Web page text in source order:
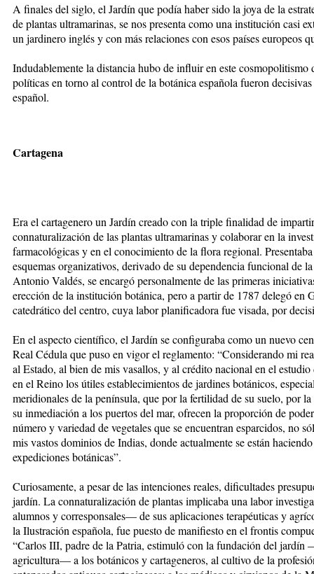
A finales del siglo, el Jardín que podía haber sido la joya de la
de plantas ultramarinas, se nos presenta como una institución casi
un jardinero inglés y con más relaciones con esos países europeos
Indudablemente la distancia hubo de influir en este cosmopolitismo
políticas en torno al control de la botánica española fueron
español.
Cartagena
Era el cartagenero un Jardín creado con la triple finalidad de
connaturalización de las plantas ultramarinas y colaborar en la
farmacológicas y en el conocimiento de la flora regional.
esquemas organizativos, derivado de su dependencia funcional de
Antonio Valdés, se encargó personalmente de las primeras
erección de la institución botánica, pero a partir de 1787 delegó en
catedrático del centro, cuya labor planificadora fue visada, por
En el aspecto científico, el Jardín se configuraba como un nuevo
Real Cédula que puso en vigor el reglamento: “Considerando mi
al Estado, al bien de mis vasallos, y al crédito nacional en el
en el Reino los útiles establecimientos de jardines botánicos,
meridionales de la península, que por la fertilidad de su suelo, por
su inmediación a los puertos del mar, ofrecen la proporción de
número y variedad de vegetales que se encuentran esparcidos, no
mis vastos dominios de Indias, donde actualmente se están
expediciones botánicas”.
Curiosamente, a pesar de las intenciones reales, dificultades
jardín. La connaturalización de plantas implicaba una labor
alumnos y corresponsales— de sus aplicaciones terapéuticas y
la Ilustración española, fue puesto de manifiesto en el frontis
“Carlos III, padre de la Patria, estimuló con la fundación del jardín
agricultura— a los botánicos y cartageneros, al cultivo de la